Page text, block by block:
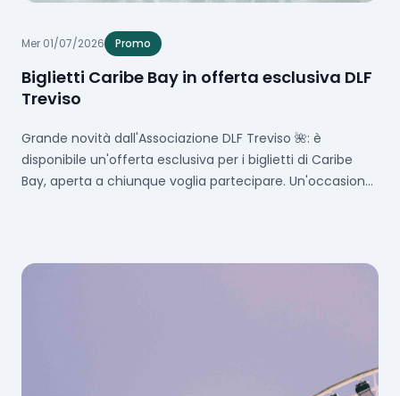
Mer 01/07/2026 Promo
Biglietti Caribe Bay in offerta esclusiva DLF
Treviso
Grande novità dall'Associazione DLF Treviso 🌺: è
disponibile un'offerta esclusiva per i biglietti di Caribe
Bay, aperta a chiunque voglia partecipare. Un'occasione